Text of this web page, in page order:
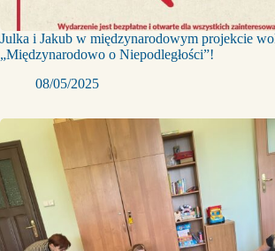
Julka i Jakub w międzynarodowym projekcie
„Międzynarodowo o Niepodległości”!
08/05/2025